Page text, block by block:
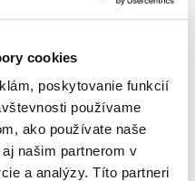
cookies
poskytovanie funkcií
používame
ako používate naše
našim partnerom v
a analýzy. Títo partneri
poradit?